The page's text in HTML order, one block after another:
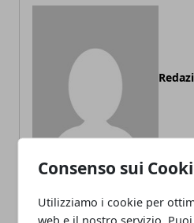
Consenso sui
Utilizziamo i cookie per
web e il nostro servizio.